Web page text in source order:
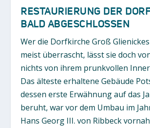
RESTAURIERUNG DER
BALD ABGESCHLOSSEN
Wer die Dorfkirche Groß
meist überrascht, lässt sie doch
nichts von ihrem prunkvollen
Das älteste erhaltene Gebäude
dessen erste Erwähnung auf das
beruht, war vor dem Umbau im
Hans Georg III. von Ribbeck